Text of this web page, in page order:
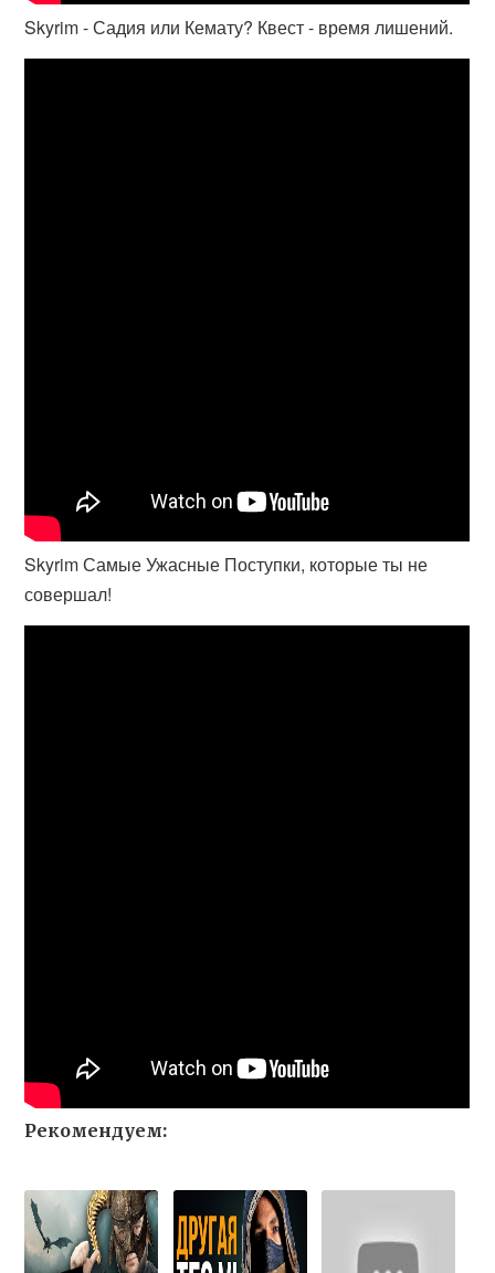
Skyrim - Садия или Кемату? Квест - время лишений.
Skyrim Самые Ужасные Поступки, которые ты не
совершал!
Рекомендуем: